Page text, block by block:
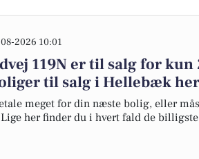
2026 10:01
119N er til salg for kun
til salg i Hellebæk
meget for din næste bolig, eller
her finder du i hvert fald de